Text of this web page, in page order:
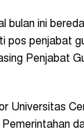
bulan ini
pos penjabat
Penjabat
Universitas
Pemerintahan